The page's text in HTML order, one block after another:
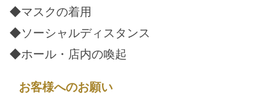
◆マスクの着用
◆ソーシャルディスタンス
◆ホール・店内の喚起
お客様へのお願い